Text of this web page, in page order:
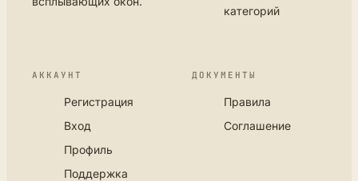
категорий
АККАУНТ
Регистрация
Вход
Профиль
Поддержка
ДОКУМЕНТЫ
Правила
Соглашение